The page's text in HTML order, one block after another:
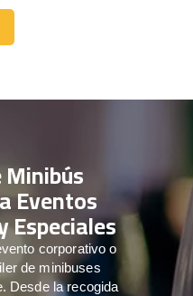
Eventos
Especiales
corporativo o
de minibuses
Desde la recogida